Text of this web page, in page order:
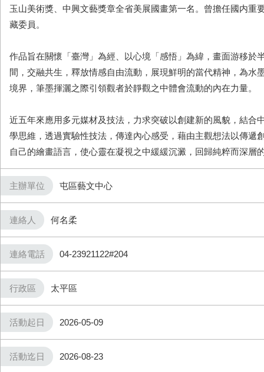
玉山美術獎、中興文藝獎章全省美展國畫第一名。曾擔任國内重
藏委員。
作品旨在關懷「臺灣」為經、以心境「感悟」為緯，畫面游移於
間，交融共生，釋放情感自由流動，展現鮮明的當代精神，為水
境界，筆墨揮灑之際引領觀者於靜觀之中體會流動的內在力量。
近五年來應用多元媒材及技法，力求突破以創建新的風貌，結合
學思維，透過實驗性技法，傳達內心感受，藉由主觀想法以傳遞
自己的繪畫語言，使心靈在凝視之中緩緩沉澱，回歸純粹而深層
主辦單位 屯區藝文中心
連絡人 何名柔
連絡電話 04-23921122#204
行政區 太平區
活動起日 2026-05-09
活動迄日 2026-08-23